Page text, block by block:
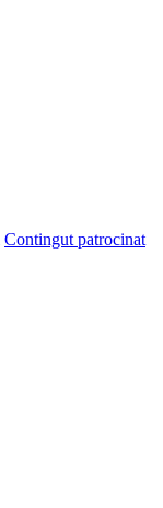
Contingut patrocinat